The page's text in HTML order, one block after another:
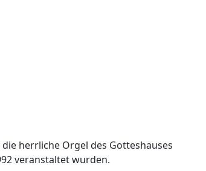
herrliche Orgel des Gotteshauses
veranstaltet wurden.